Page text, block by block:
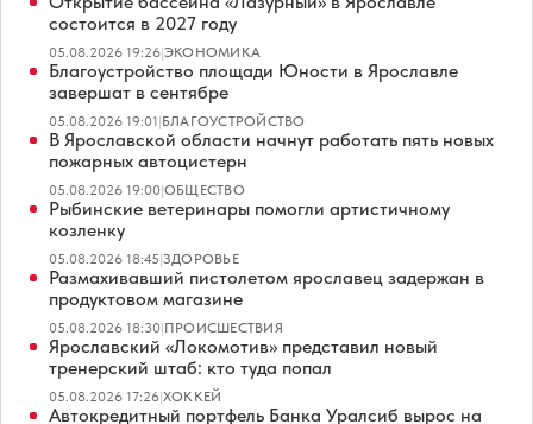
состоится в 2027 году
05.08.2026 19:26|ЭКОНОМИКА
Благоустройство площади Юности в Ярославле
завершат в сентябре
05.08.2026 19:01|БЛАГОУСТРОЙСТВО
В Ярославской области начнут работать пять новых
пожарных автоцистерн
05.08.2026 19:00|ОБЩЕСТВО
Рыбинские ветеринары помогли артистичному
козленку
05.08.2026 18:45|ЗДОРОВЬЕ
Размахивавший пистолетом ярославец задержан в
продуктовом магазине
05.08.2026 18:30|ПРОИСШЕСТВИЯ
Ярославский «Локомотив» представил новый
тренерский штаб: кто туда попал
05.08.2026 17:26|ХОККЕЙ
Автокредитный портфель Банка Уралсиб вырос на